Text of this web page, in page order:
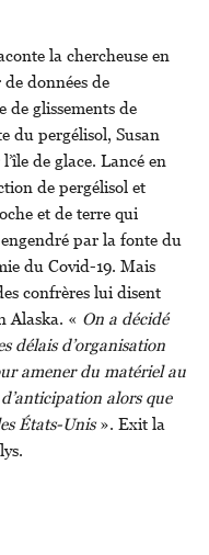
la chercheuse en
données de
de glissements de
du pergélisol, Susan
de glace. Lancé en
de pergélisol et
et de terre qui
par la fonte du
du Covid-19. Mais
confrères lui disent
Alaska. « On a décidé
délais d’organisation
amener du matériel au
alors que
États-Unis». Exit la